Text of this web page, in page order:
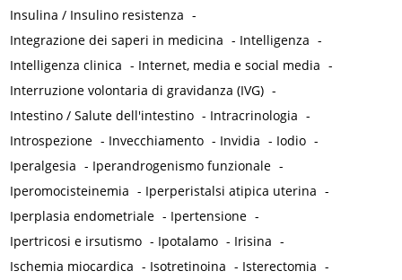
Insulina / Insulino resistenza -
Integrazione dei saperi in medicina - Intelligenza -
Intelligenza clinica - Internet, media e social media -
Interruzione volontaria di gravidanza (IVG) -
Intestino / Salute dell'intestino - Intracrinologia -
Introspezione - Invecchiamento - Invidia - Iodio -
Iperalgesia - Iperandrogenismo funzionale -
Iperomocisteinemia - Iperperistalsi atipica uterina -
Iperplasia endometriale - Ipertensione -
Ipertricosi e irsutismo - Ipotalamo - Irisina -
Ischemia miocardica - Isotretinoina - Isterectomia -